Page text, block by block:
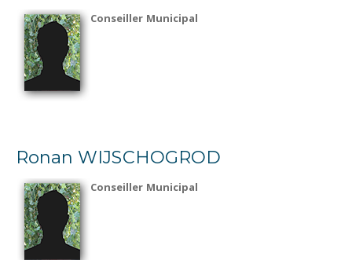
Conseiller Municipal
Ronan WIJSCHOGROD
Conseiller Municipal